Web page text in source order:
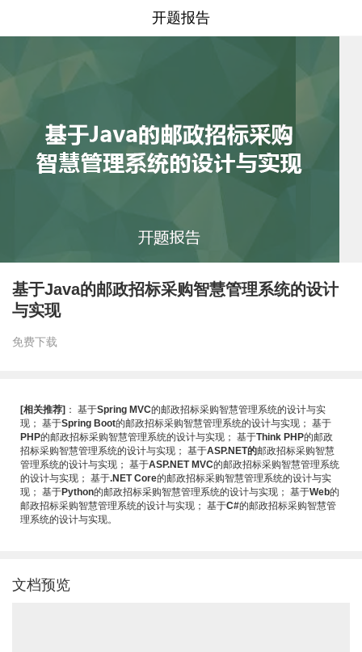
开题报告
基于Java的邮政招标采购智慧管理系统的设计
与实现
免费下载
[相关推荐] ： 基于Spring MVC的邮政招标采购智慧管理系统的设计与实
现 ； 基于Spring Boot的邮政招标采购智慧管理系统的设计与实现 ； 基于
PHP的邮政招标采购智慧管理系统的设计与实现 ； 基于Think PHP的邮政
招标采购智慧管理系统的设计与实现 ； 基于ASP.NET的邮政招标采购智慧
管理系统的设计与实现 ； 基于ASP.NET MVC的邮政招标采购智慧管理系统
的设计与实现 ； 基于.NET Core的邮政招标采购智慧管理系统的设计与实
现 ； 基于Python的邮政招标采购智慧管理系统的设计与实现 ； 基于Web的
邮政招标采购智慧管理系统的设计与实现 ； 基于C#的邮政招标采购智慧管
理系统的设计与实现。
文档预览